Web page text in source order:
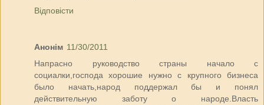
Відповісти
Анонім 11/30/2011
Напрасно руководство страны начало с
социалки,господа хорошие нужно с крупного бизнеса
было начать,народ поддержал бы и понял
действительную заботу о народе.Власть